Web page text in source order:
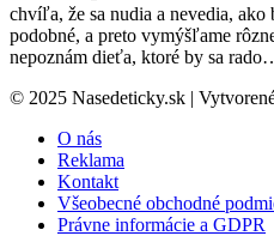
chvíľa, že sa nudia a nevedia, ako
podobné, a preto vymýšľame
nepoznám dieťa, ktoré by sa
© 2025 Nasedeticky.sk |
O nás
Reklama
Kontakt
Všeobecné obchodné
Právne informácie a GDPR